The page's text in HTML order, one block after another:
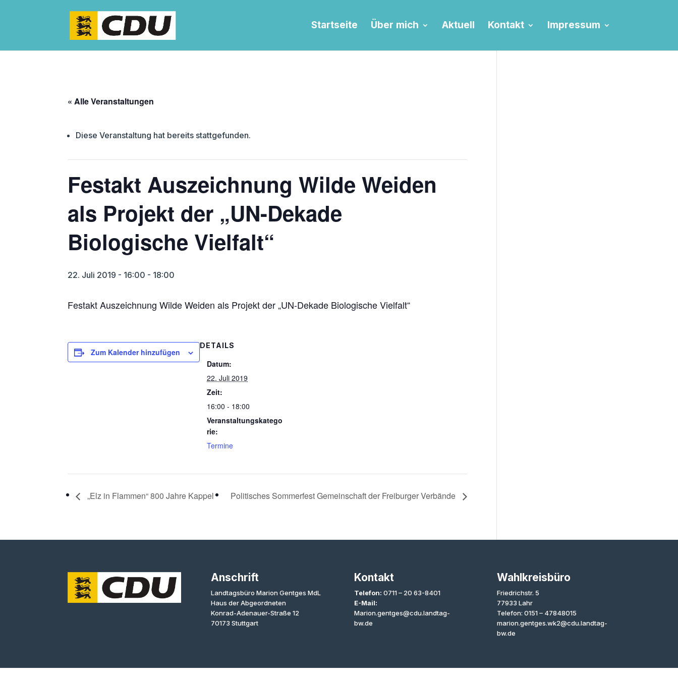
Startseite Über mich Aktuell Kontakt Impressum
« Alle Veranstaltungen
Diese Veranstaltung hat bereits stattgefunden.
Festakt Auszeichnung Wilde Weiden
als Projekt der „UN-Dekade
Biologische Vielfalt“
22. Juli 2019 - 16:00 - 18:00
Festakt Auszeichnung Wilde Weiden als Projekt der „UN-Dekade Biologische Vielfalt“
Zum Kalender hinzufügen
DETAILS
Datum:
22. Juli 2019
Zeit:
16:00 - 18:00
Veranstaltungskatego
rie:
Termine
„Elz in Flammen“ 800 Jahre Kappel Politisches Sommerfest Gemeinschaft der Freiburger Verbände
Anschrift
Landtagsbüro Marion Gentges MdL
Haus der Abgeordneten
Konrad-Adenauer-Straße 12
70173 Stuttgart
Kontakt
Telefon: 0711 – 20 63-8401
E-Mail:
Marion.gentges@cdu.landtag-
bw.de
Wahlkreisbüro
Friedrichstr. 5
77933 Lahr
Telefon: 0151 – 47848015
marion.gentges.wk2@cdu.landtag-
bw.de